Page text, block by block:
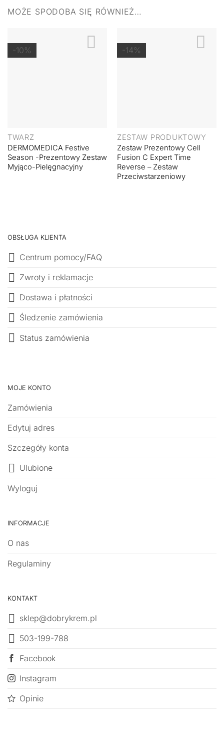
MOŻE SPODOBA SIĘ RÓWNIEŻ…
-10%
TWARZ
DERMOMEDICA Festive
Season -Prezentowy Zestaw
Myjąco-Pielęgnacyjny
-14%
ZESTAW PRODUKTOWY
Zestaw Prezentowy Cell
Fusion C Expert Time
Reverse – Zestaw
Przeciwstarzeniowy
OBSŁUGA KLIENTA
Centrum pomocy/FAQ
Zwroty i reklamacje
Dostawa i płatności
Śledzenie zamówienia
Status zamówienia
MOJE KONTO
Zamówienia
Edytuj adres
Szczegóły konta
Ulubione
Wyloguj
INFORMACJE
O nas
Regulaminy
KONTAKT
sklep@dobrykrem.pl
503-199-788
Facebook
Instagram
Opinie